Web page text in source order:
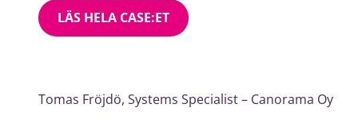
LÄS HELA CASE:ET
Tomas Fröjdö, Systems Specialist – Canorama Oy